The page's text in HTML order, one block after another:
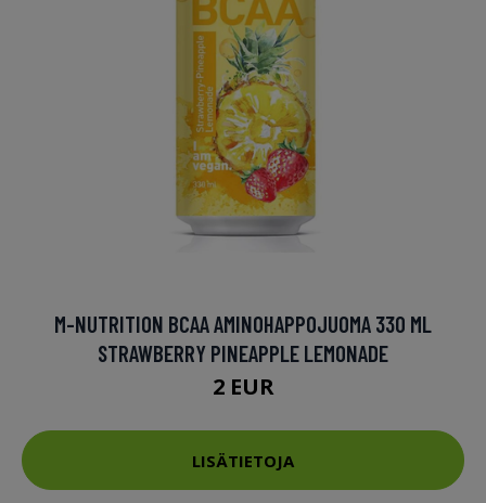
M-NUTRITION BCAA AMINOHAPPOJUOMA 330 ML
STRAWBERRY PINEAPPLE LEMONADE
2 EUR
LISÄTIETOJA